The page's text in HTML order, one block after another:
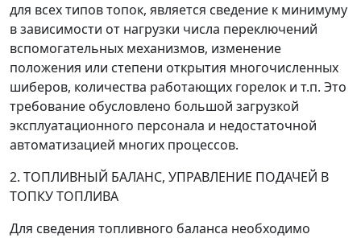
для всех типов топок, является сведение к минимуму
в зависимости от нагрузки числа переключений
вспомогательных механизмов, изменение
положения или степени открытия многочисленных
шиберов, количества работающих горелок и т.п. Это
требование обусловлено большой загрузкой
эксплуатационного персонала и недостаточной
автоматизацией многих процессов.
2. ТОПЛИВНЫЙ БАЛАНС, УПРАВЛЕНИЕ ПОДАЧЕЙ В
ТОПКУ ТОПЛИВА
Для сведения топливного баланса необходимо